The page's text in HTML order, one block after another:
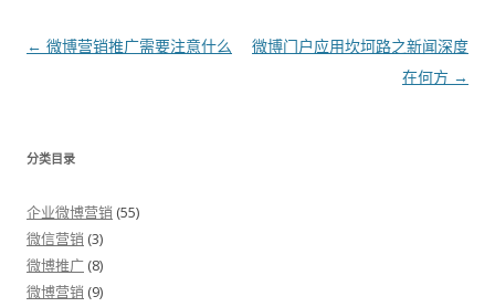
文章导航
← 微博营销推广需要注意什么
微博门户应用坎坷路之新闻深度
在何方 →
分类目录
企业微博营销 (55)
微信营销 (3)
微博推广 (8)
微博营销 (9)